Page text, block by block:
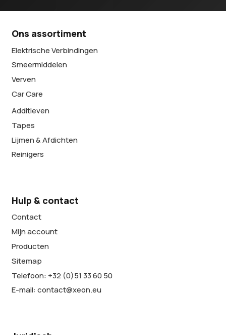
Ons assortiment
Elektrische Verbindingen
Smeermiddelen
Verven
Car Care
Additieven
Tapes
Lijmen & Afdichten
Reinigers
Hulp & contact
Contact
Mijn account
Producten
Sitemap
Telefoon: +32 (0)51 33 60 50
E-mail: contact@xeon.eu